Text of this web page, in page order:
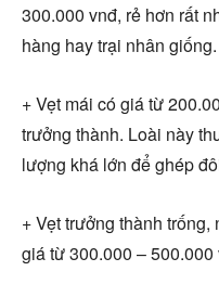
300.000 vnđ, rẻ hơn rất
hàng hay trại nhân giống.
+ Vẹt mái có giá từ
trưởng thành. Loài này
lượng khá lớn để ghép
+ Vẹt trưởng thành
giá từ 300.000 – 500.000